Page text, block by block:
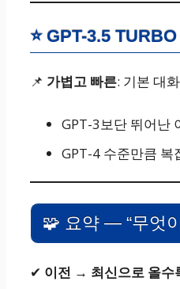
⭐ GPT-3.5 TURBO
📌 가볍고 빠른: 기본 대
GPT-3보단 뛰어난
GPT-4 수준만큼 복
🧩 요약 — “무엇
✔ 이전 → 최신으로 올수